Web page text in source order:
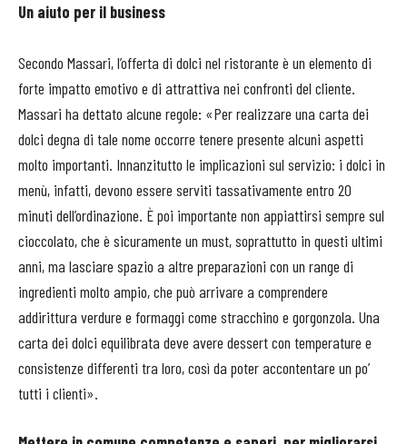
Un aiuto per il business
Secondo Massari, l’offerta di dolci nel ristorante è un elemento di
forte impatto emotivo e di attrattiva nei confronti del cliente.
Massari ha dettato alcune regole: «Per realizzare una carta dei
dolci degna di tale nome occorre tenere presente alcuni aspetti
molto importanti. Innanzitutto le implicazioni sul servizio: i dolci in
menù, infatti, devono essere serviti tassativamente entro 20
minuti dell’ordinazione. È poi importante non appiattirsi sempre sul
cioccolato, che è sicuramente un must, soprattutto in questi ultimi
anni, ma lasciare spazio a altre preparazioni con un range di
ingredienti molto ampio, che può arrivare a comprendere
addirittura verdure e formaggi come stracchino e gorgonzola. Una
carta dei dolci equilibrata deve avere dessert con temperature e
consistenze differenti tra loro, così da poter accontentare un po’
tutti i clienti».